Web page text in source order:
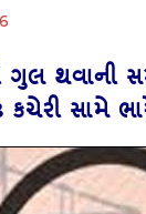
થવાની
કચેરી સામે